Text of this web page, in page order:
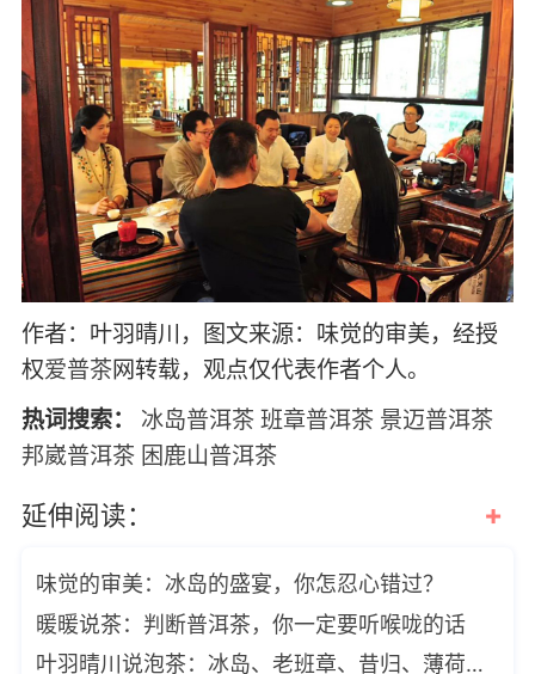
作者：叶羽晴川，图文来源：味觉的审美，经授
权爱普茶网转载，观点仅代表作者个人。
热词搜索：
冰岛普洱茶 班章普洱茶 景迈普洱茶
邦崴普洱茶 困鹿山普洱茶
延伸阅读： +
味觉的审美：冰岛的盛宴，你怎忍心错过？
暖暖说茶：判断普洱茶，你一定要听喉咙的话
叶羽晴川说泡茶：冰岛、老班章、昔归、薄荷塘高端古树普洱茶品赏会